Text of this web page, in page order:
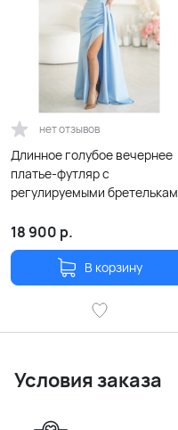
нет отзывов
Длинное голубое вечернее
платье-футляр с
регулируемыми бретельками
18 900 р.
В корзину
Условия заказа